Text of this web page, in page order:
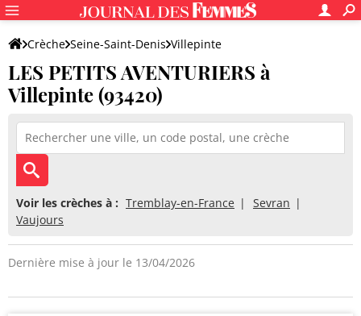
Crèche Seine-Saint-Denis Villepinte
LES PETITS AVENTURIERS
LES PETITS AVENTURIERS à
Villepinte (93420)
Voir les crèches à : Tremblay-en-France
Sevran
Vaujours
Dernière mise à jour le 13/04/2026